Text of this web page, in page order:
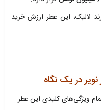
لالیک، این عطر ارزش خرید
در یک نگاه
ویژگی‌های کلیدی این عطر